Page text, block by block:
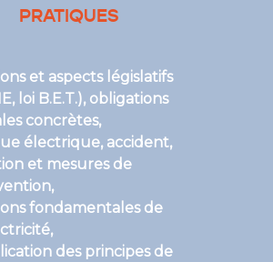
PRATIQUES
et aspects législatifs
loi B.E.T.), obligations
concrètes,
électrique, accident,
et mesures de
fondamentales de
des principes de